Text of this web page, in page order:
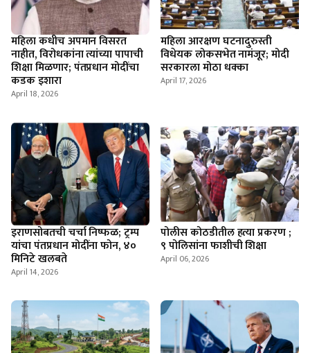
महिला कधीच अपमान विसरत
नाहीत, विरोधकांना त्यांच्या पापाची
शिक्षा मिळणार; पंतप्रधान मोदींचा
कडक इशारा
April 18, 2026
महिला आरक्षण घटनादुरुस्ती
विधेयक लोकसभेत नामंजूर; मोदी
सरकारला मोठा धक्का
April 17, 2026
इराणसोबतची चर्चा निष्फळ; ट्रम्प
यांचा पंतप्रधान मोदींना फोन, ४०
मिनिटे खलबते
April 14, 2026
पोलीस कोठडीतील हत्या प्रकरण ;
९ पोलिसांना फाशीची शिक्षा
April 06, 2026